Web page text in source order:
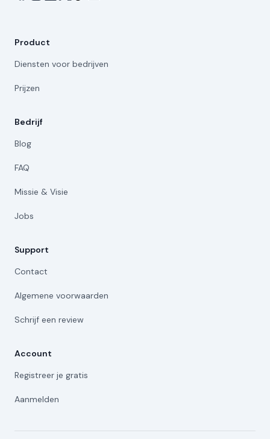
Product
Diensten voor bedrijven
Prijzen
Bedrijf
Blog
FAQ
Missie & Visie
Jobs
Support
Contact
Algemene voorwaarden
Schrijf een review
Account
Registreer je gratis
Aanmelden